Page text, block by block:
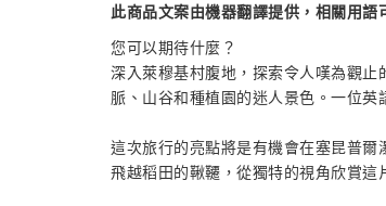
此商品文案由機器翻譯提供，相關用語
您可以期待什麼？
深入萊穆基村腹地，探索令人嘆為觀
脈、山谷和種植園的迷人景色。一位英
這次旅行的亮點將是有機會在塞昆普
飛越稻田的鞦韆，從獨特的視角欣賞這